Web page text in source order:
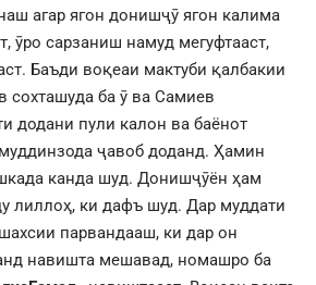
агар ягон донишҷӯ ягон калима
ӯро сарзаниш намуд мегуфтааст,
Баъди воқеаи мактуби қалбакии
ба ӯ ва Самиев
додани пули калон ва баёнот
ҷавоб доданд. Ҳамин
канда шуд. Донишҷӯён ҳам
лиллоҳ, ки дафъ шуд. Дар муддати
парвандааш, ки дар он
навишта мешавад, номашро ба